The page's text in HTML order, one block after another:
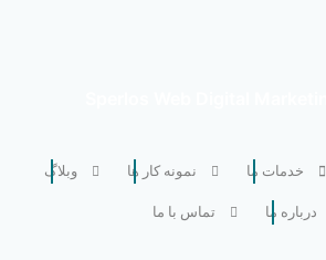
خدمات ما نمونه کار ها وبلاگ
درباره ما تماس با ما